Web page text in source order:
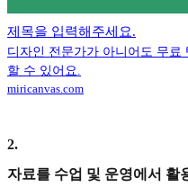
제목을 입력해주세요.
디자인 전문가가 아니어도 무료
할 수 있어요.
miricanvas.com
2.
자료를 수업 및 운영에서 활